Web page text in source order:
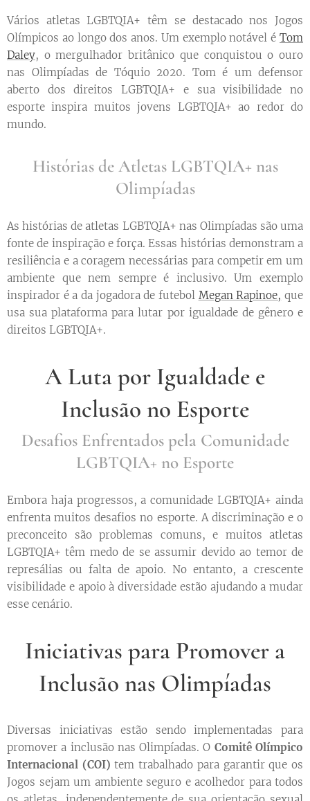
Vários atletas LGBTQIA+ têm se destacado nos Jogos
Olímpicos ao longo dos anos. Um exemplo notável é Tom
Daley, o mergulhador britânico que conquistou o ouro
nas Olimpíadas de Tóquio 2020. Tom é um defensor
aberto dos direitos LGBTQIA+ e sua visibilidade no
esporte inspira muitos jovens LGBTQIA+ ao redor do
mundo.
Histórias de Atletas LGBTQIA+ nas
Olimpíadas
As histórias de atletas LGBTQIA+ nas Olimpíadas são uma
fonte de inspiração e força. Essas histórias demonstram a
resiliência e a coragem necessárias para competir em um
ambiente que nem sempre é inclusivo. Um exemplo
inspirador é a da jogadora de futebol Megan Rapinoe, que
usa sua plataforma para lutar por igualdade de gênero e
direitos LGBTQIA+.
A Luta por Igualdade e
Inclusão no Esporte
Desafios Enfrentados pela Comunidade
LGBTQIA+ no Esporte
Embora haja progressos, a comunidade LGBTQIA+ ainda
enfrenta muitos desafios no esporte. A discriminação e o
preconceito são problemas comuns, e muitos atletas
LGBTQIA+ têm medo de se assumir devido ao temor de
represálias ou falta de apoio. No entanto, a crescente
visibilidade e apoio à diversidade estão ajudando a mudar
esse cenário.
Iniciativas para Promover a
Inclusão nas Olimpíadas
Diversas iniciativas estão sendo implementadas para
promover a inclusão nas Olimpíadas. O Comitê Olímpico
Internacional (COI) tem trabalhado para garantir que os
Jogos sejam um ambiente seguro e acolhedor para todos